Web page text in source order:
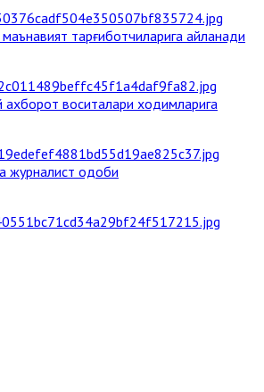
тарғиботчиларига айланади
воситалари ходимларига
журналист одоби